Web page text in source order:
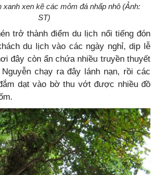
xanh xen kẽ các mỏm đá nhấp nhô (Ảnh:
ST)
trở thành điểm du lịch nổi tiếng đón
du lịch vào các ngày nghỉ, dịp lễ
đây còn ẩn chứa nhiều truyền thuyết
chạy ra đây lánh nạn, rồi các
dạt vào bờ thu vớt được nhiều đồ